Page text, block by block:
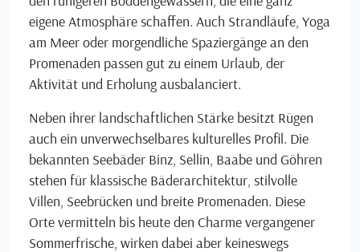
eigene Atmosphäre schaffen. Auch Strandläufe, Yoga
am Meer oder morgendliche Spaziergänge an den
Promenaden passen gut zu einem Urlaub, der
Aktivität und Erholung ausbalanciert.
Neben ihrer landschaftlichen Stärke besitzt Rügen
auch ein unverwechselbares kulturelles Profil. Die
bekannten Seebäder Binz, Sellin, Baabe und Göhren
stehen für klassische Bäderarchitektur, stilvolle
Villen, Seebrücken und breite Promenaden. Diese
Orte vermitteln bis heute den Charme vergangener
Sommerfrische, wirken dabei aber keineswegs